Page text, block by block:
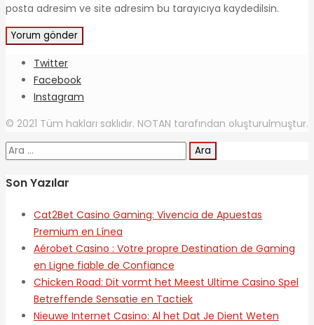
posta adresim ve site adresim bu tarayıcıya kaydedilsin.
Twitter
Facebook
Instagram
© 2021 Tüm hakları saklıdır. NOTAN tarafından oluşturulmuştur.
Arama:
Son Yazılar
Cat2Bet Casino Gaming: Vivencia de Apuestas
Premium en Línea
Aérobet Casino : Votre propre Destination de Gaming
en Ligne fiable de Confiance
Chicken Road: Dit vormt het Meest Ultime Casino Spel
Betreffende Sensatie en Tactiek
Nieuwe Internet Casino: Al het Dat Je Dient Weten